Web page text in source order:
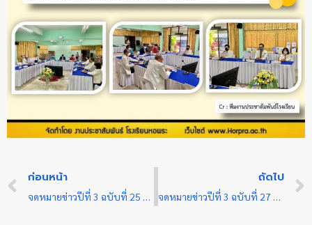
ก่อนหน้า
จดหมายข่าวปีที่ 3 ฉบับที่ 25 ประจำเดือน มีนาคม พ.ศ.2565
ถัดไป
จดหมายข่าวปีที่ 3 ฉบับที่ 27 ประจำเดือน มีนาคม พ.ศ. 2565